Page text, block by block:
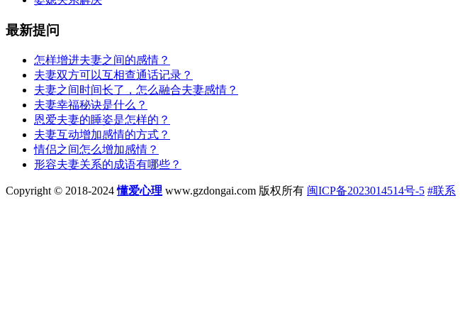
最新提问
怎样增进夫妻之间的感情？
夫妻双方可以互相查通话记录？
夫妻之间时间长了，怎么融合夫妻感情？
夫妻幸福秘诀是什么？
恩爱夫妻的睡姿是怎样的？
夫妻互动增加感情的方式？
情侣之间怎么增加感情？
形容夫妻关系的成语有哪些？
Copyright © 2018-2024懂爱心理 www.gzdongai.com 版权所有 闽ICP备2023014514号-5 #联系